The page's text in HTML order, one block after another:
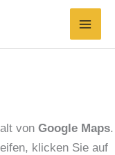
von Google Maps.
klicken Sie auf